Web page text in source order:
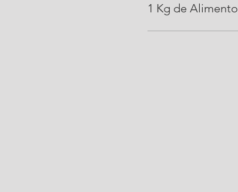
1 Kg de Alimento